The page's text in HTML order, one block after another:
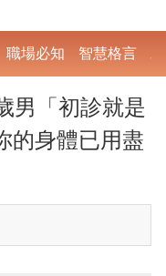
職場必知 智慧格言
男「初診就是
身體已用盡